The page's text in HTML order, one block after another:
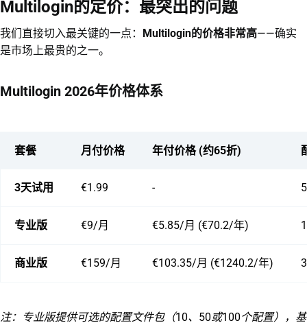
Multilogin的定价：最突出的问题
我们直接切入最关键的一点： Multilogin的价格非常高——确实
是市场上最贵的之一。
Multilogin 2026年价格体系
套餐 月付价格 年付价格 (约65折)
3天试用 €1.99 -
专业版 €9/月 €5.85/月 (€70.2/年)
商业版 €159/月 €103.35/月 (€1240.2/年)
注：专业版提供可选的配置文件包（10、50或100个配置），基